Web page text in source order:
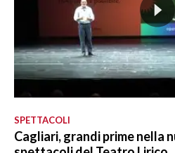
SPETTACOLI
Cagliari, grandi prime nella